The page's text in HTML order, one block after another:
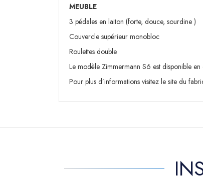
MEUBLE
3 pédales en laiton (forte, douce, sourdine )
Couvercle supérieur monobloc
Roulettes double
Le modèle Zimmermann S6 est disponible
Pour plus d’informations visitez le site du